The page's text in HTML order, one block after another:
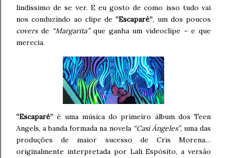
lindíssimo de se ver. E eu gosto de como isso tudo vai
nos conduzindo ao clipe de“Escaparé”, um dos poucos
coversde “Margarita”que ganha um videoclipe – e que
merecia.
“Escaparé” é uma música do primeiro álbum dos Teen
Angels, a banda formada na novela “Casi Ángeles”, uma das
produções de maior sucesso de Cris Morena…
originalmente interpretada por Lali Espósito, a versão